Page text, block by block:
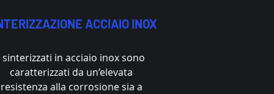
ACCIAIO INOX
sinterizzati in acciaio inox sono
caratterizzati da un’elevata
resistenza alla corrosione sia a